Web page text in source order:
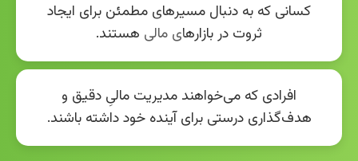
کسانی که به دنبال مسیرهای مطمئن برای ایجاد
ثروت در بازارهای مالی هستند.
افرادی که می‌خواهند مدیریت مالیِ دقیق و
هدف‌گذاری درستی برای آینده خود داشته باشند.